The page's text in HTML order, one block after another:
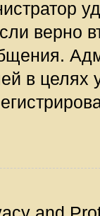
верно
в